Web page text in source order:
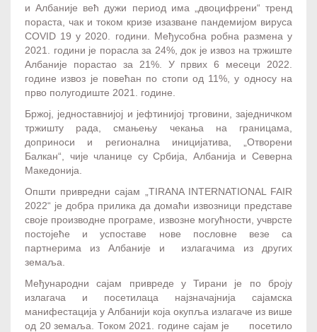
и Албаније већ дужи период има „двоцифрени“ тренд
пораста, чак и током кризе изазване пандемијом вируса
COVID 19 у 2020. години. Међусобна робна размена у
2021. години је порасла за 24%, док је извоз на тржиште
Албаније порастао за 21%. У првих 6 месеци 2022.
године извоз је повећан по стопи од 11%, у односу на
прво полугодиште 2021. године.
Бржој, једноставнијој и јефтинијој трговини, заједничком
тржишту рада, смањењу чекања на границама,
доприноси и регионална иницијатива, „Отворени
Балкан“, чије чланице су Србија, Албанија и Северна
Македонија.
Општи привредни сајам „TIRANA INTERNATIONAL FAIR
2022“ је добра прилика да домаћи извозници представе
своје прoизводне програме, извозне могућности, учврсте
постојеће и успоставе нове пословне везе са
партнерима из Албаније и излагачима из других
земаља.
Међународни сајам привреде у Тирани је по броју
излагача и посетилаца најзначајнија сајамска
манифестација у Албанији која окупља излагаче из више
од 20 земаља. Током 2021. године сајам је посетило